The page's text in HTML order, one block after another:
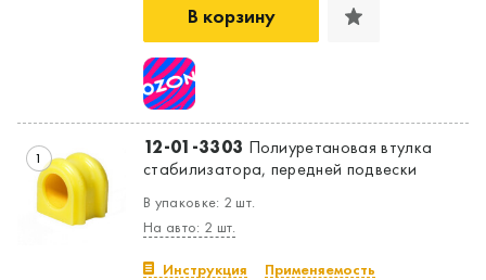
В корзину
1 12-01-3303 Полиуретановая втулка
стабилизатора, передней подвески
В упаковке: 2 шт.
На авто: 2 шт.
Инструкция Применяемость